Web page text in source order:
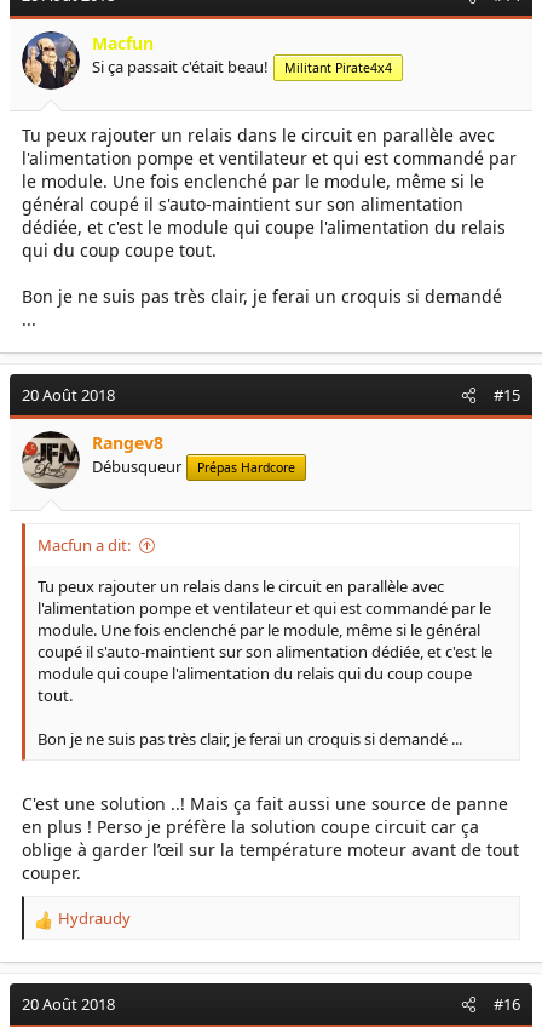
t
o
n
s
:
Macfun
Si ça passait c'était beau! Militant Pirate4x4
Tu peux rajouter un relais dans le circuit en parallèle avec
l'alimentation pompe et ventilateur et qui est commandé par
le module. Une fois enclenché par le module, même si le
général coupé il s'auto-maintient sur son alimentation
dédiée, et c'est le module qui coupe l'alimentation du relais
qui du coup coupe tout.
Bon je ne suis pas très clair, je ferai un croquis si demandé
...
20 Août 2018 #15
Rangev8
Débusqueur Prépas Hardcore
Macfun a dit:
Tu peux rajouter un relais dans le circuit en parallèle avec
l'alimentation pompe et ventilateur et qui est commandé par le
module. Une fois enclenché par le module, même si le général
coupé il s'auto-maintient sur son alimentation dédiée, et c'est le
module qui coupe l'alimentation du relais qui du coup coupe
tout.
Bon je ne suis pas très clair, je ferai un croquis si demandé ...
C'est une solution ..! Mais ça fait aussi une source de panne
en plus ! Perso je préfère la solution coupe circuit car ça
oblige à garder l’œil sur la température moteur avant de tout
couper.
R
t
Hydraudy
20 Août 2018 #16